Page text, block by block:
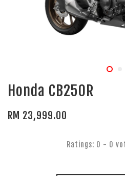
Honda CB250R
RM 23,999.00
Ratings: 0 - 0